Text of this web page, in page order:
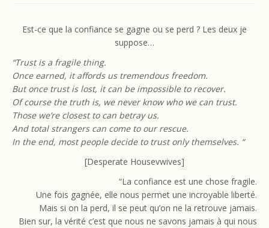
Est-ce que la confiance se gagne ou se perd ? Les deux je
suppose…
“Trust is a fragile thing.
Once earned, it affords us tremendous freedom.
But once trust is lost, it can be impossible to recover.
Of course the truth is, we never know who we can trust.
Those we’re closest to can betray us.
And total strangers can come to our rescue.
In the end, most people decide to trust only themselves. “
[Desperate Housevwives]
“La confiance est une chose fragile.
Une fois gagnée, elle nous permet une incroyable liberté.
Mais si on la perd, il se peut qu’on ne la retrouve jamais.
Bien sur, la vérité c’est que nous ne savons jamais à qui nous